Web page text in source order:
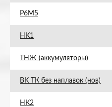
Р6М5
НК1
ТНЖ (аккумуляторы)
ВК ТК без наплавок (нов)
НК2